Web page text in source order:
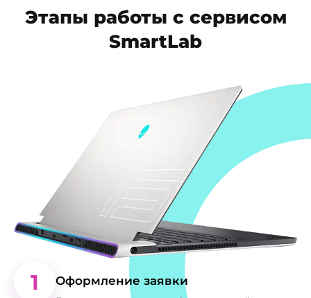
Этапы работы с сервисом
SmartLab
1 Оформление заявки